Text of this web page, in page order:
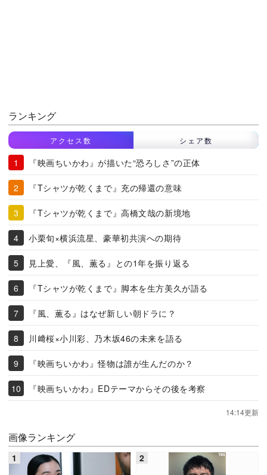
ランキング
アクセス数 シェア数
『映画ちいかわ』が描いた“恐ろしさ”の正体
『Tシャツが乾くまで』充の帰還の意味
『Tシャツが乾くまで』高橋文哉の新境地
小栗旬×横浜流星、豪華初共演への期待
見上愛、『風、薫る』との1年を振り返る
『Tシャツが乾くまで』脚本を生方美久が語る
『風、薫る』はなぜ新しい朝ドラに？
川﨑桜×小川彩、乃木坂46の未来を語る
『映画ちいかわ』怪物は誰が生んだのか？
『映画ちいかわ』EDテーマからその後を考察
14:14更新
画像ランキング